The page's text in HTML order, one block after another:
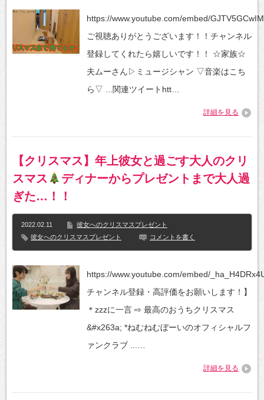
https://www.youtube.com/embed/
ご視聴ありがとうございます！！チャンネル
登録してくれたら嬉しいです！！ ☆家族☆
夫ムーさん▷ミュージシャン ▽音楽はこち
ら▽ ...関連ツイートhtt…
詳細を見る
【クリスマス】年上彼女と過ごす大人のクリ
スマス
ディナーからプレゼントまで大人過
ぎた…！！
2022.02.11
彼女へのクリスマスプレゼント
彼女へのクリスマスプレゼント
コメントを書く
https://www.youtube.com/embed/
チャンネル登録・高評価をお願いします！】
＊zzzに一言 ⇨ 最高のおうちクリスマス
&#x263a;︎ *ねむねむぼーいのオフィシャルフ
ァンクラブ ...…
詳細を見る